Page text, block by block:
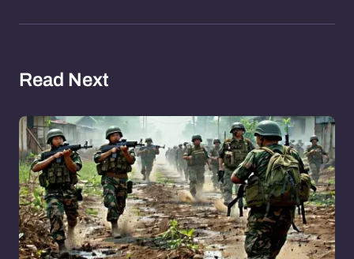
Read Next